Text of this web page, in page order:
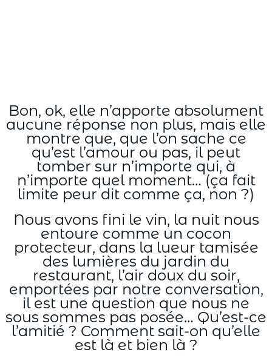
Bon, ok, elle n’apporte absolument
aucune réponse non plus, mais elle
montre que, que l’on sache ce
qu’est l’amour ou pas, il peut
tomber sur n’importe qui, à
n’importe quel moment… (ça fait
limite peur dit comme ça, non ?)
Nous avons fini le vin, la nuit nous
entoure comme un cocon
protecteur, dans la lueur tamisée
des lumières du jardin du
restaurant, l’air doux du soir,
emportées par notre conversation,
il est une question que nous ne
sous sommes pas posée… Qu’est-ce
l’amitié ? Comment sait-on qu’elle
est là et bien là ?